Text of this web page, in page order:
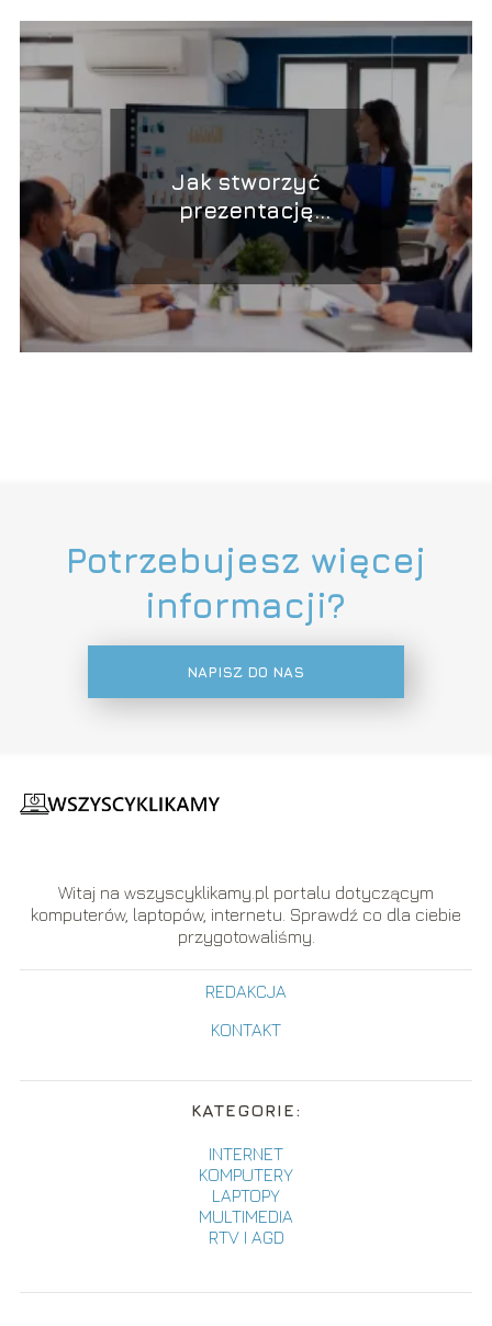
Jak stworzyć
prezentację
multimedialną krok po
kroku?
Potrzebujesz więcej
informacji?
NAPISZ DO NAS
Witaj na wszyscyklikamy.pl portalu dotyczącym
komputerów, laptopów, internetu. Sprawdź co dla ciebie
przygotowaliśmy.
REDAKCJA
KONTAKT
KATEGORIE:
INTERNET
KOMPUTERY
LAPTOPY
MULTIMEDIA
RTV I AGD